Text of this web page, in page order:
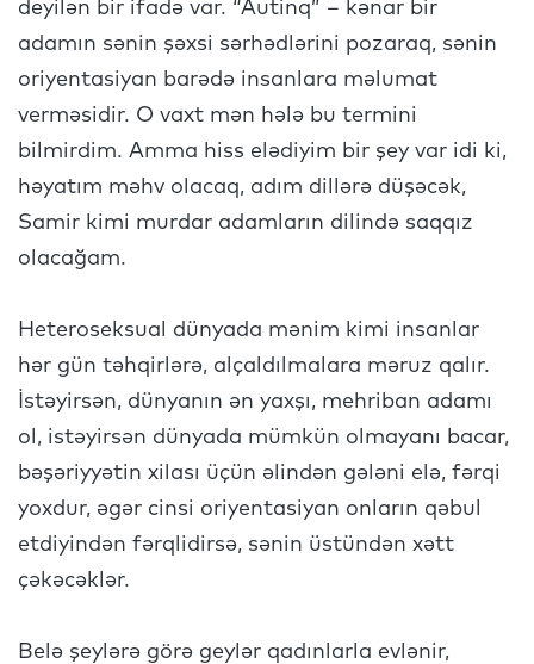
deyilən bir ifadə var. “Autinq” – kənar bir
adamın sənin şəxsi sərhədlərini pozaraq, sənin
oriyentasiyan barədə insanlara məlumat
verməsidir. O vaxt mən hələ bu termini
bilmirdim. Amma hiss elədiyim bir şey var idi ki,
həyatım məhv olacaq, adım dillərə düşəcək,
Samir kimi murdar adamların dilində saqqız
olacağam.
Heteroseksual dünyada mənim kimi insanlar
hər gün təhqirlərə, alçaldılmalara məruz qalır.
İstəyirsən, dünyanın ən yaxşı, mehriban adamı
ol, istəyirsən dünyada mümkün olmayanı bacar,
bəşəriyyətin xilası üçün əlindən gələni elə, fərqi
yoxdur, əgər cinsi oriyentasiyan onların qəbul
etdiyindən fərqlidirsə, sənin üstündən xətt
çəkəcəklər.
Belə şeylərə görə geylər qadınlarla evlənir,